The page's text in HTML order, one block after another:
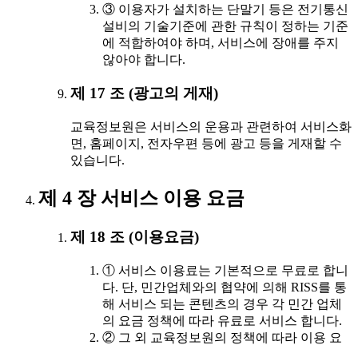
③ 이용자가 설치하는 단말기 등은 전기통신
설비의 기술기준에 관한 규칙이 정하는 기준
에 적합하여야 하며, 서비스에 장애를 주지
않아야 합니다.
제 17 조 (광고의 게재)
교육정보원은 서비스의 운용과 관련하여 서비스화
면, 홈페이지, 전자우편 등에 광고 등을 게재할 수
있습니다.
제 4 장 서비스 이용 요금
제 18 조 (이용요금)
① 서비스 이용료는 기본적으로 무료로 합니
다. 단, 민간업체와의 협약에 의해 RISS를 통
해 서비스 되는 콘텐츠의 경우 각 민간 업체
의 요금 정책에 따라 유료로 서비스 합니다.
② 그 외 교육정보원의 정책에 따라 이용 요